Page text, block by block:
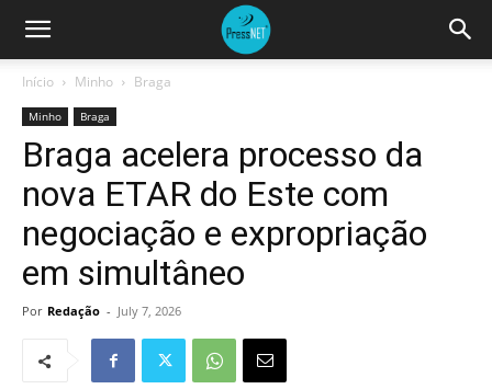
Início Minho Braga
Minho Braga
Braga acelera processo da
nova ETAR do Este com
negociação e expropriação
em simultâneo
Por Redação - July 7, 2026